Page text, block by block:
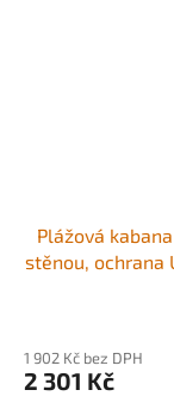
Plážová
stěnou, ochrana
slunečník pro
1 902 Kč bez DPH
2 301 Kč